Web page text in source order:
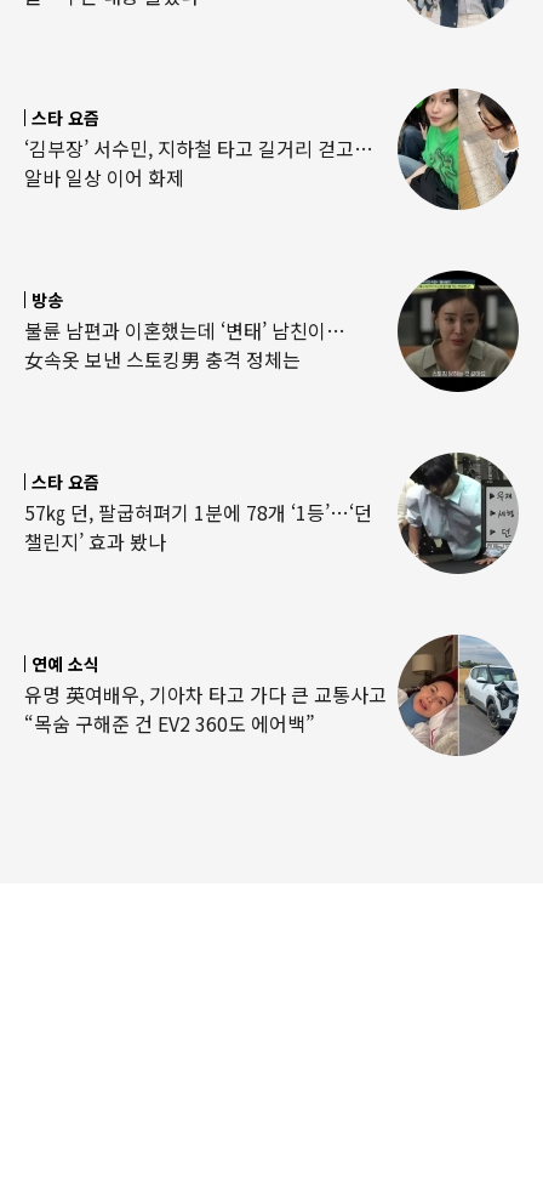
스타 요즘
‘김부장’ 서수민, 지하철 타고 길거리 걷고…
알바 일상 이어 화제
방송
불륜 남편과 이혼했는데 ‘변태’ 남친이…
女속옷 보낸 스토킹男 충격 정체는
스타 요즘
57㎏ 던, 팔굽혀펴기 1분에 78개 ‘1등’…‘던
챌린지’ 효과 봤나
연예 소식
유명 英여배우, 기아차 타고 가다 큰 교통사고
“목숨 구해준 건 EV2 360도 에어백”